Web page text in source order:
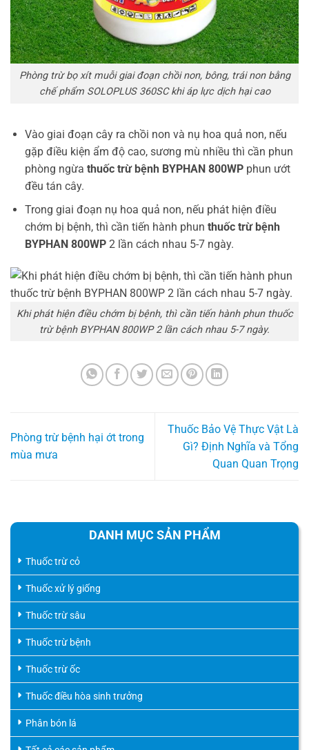
Phòng trừ bọ xít muỗi giai đoạn chồi non, bông, trái non bằng
chế phẩm SOLOPLUS 360SC khi áp lực dịch hại cao
Vào giai đoạn cây ra chồi non và nụ hoa quả non, nếu
gặp điều kiện ẩm độ cao, sương mù nhiều thì cần phun
phòng ngừa thuốc trừ bệnh BYPHAN 800WPphun ướt
đều tán cây.
Trong giai đoạn nụ hoa quả non, nếu phát hiện điều
chớm bị bệnh, thì cần tiến hành phun thuốc trừ bệnh
BYPHAN 800WP2 lần cách nhau 5-7 ngày.
Khi phát hiện điều chớm bị bệnh, thì cần tiến hành phun thuốc
trừ bệnh BYPHAN 800WP 2 lần cách nhau 5-7 ngày.
Phòng trừ bệnh hại ớt trong
mùa mưa
Thuốc Bảo Vệ Thực Vật Là
Gì? Định Nghĩa và Tổng
Quan Quan Trọng
DANH MỤC SẢN PHẨM
Thuốc trừ cỏ
Thuốc xử lý giống
Thuốc trừ sâu
Thuốc trừ bệnh
Thuốc trừ ốc
Thuốc điều hòa sinh trưởng
Phân bón lá